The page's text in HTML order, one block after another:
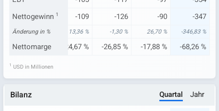
Nettogewinn 1
-78 -109 -126 -90 -347
Änderung in %
73,33 % 13,36 % -1,30 % 26,70 % -346,83 %
Nettomarge
-17,84 % -24,67 % -26,85 % -17,88 % -68,26 %
1 USD in Millionen
Bilanz Quartal Jahr